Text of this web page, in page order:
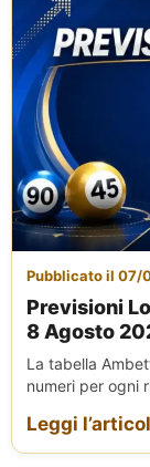
Pubblicato il 07/
Previsioni
8 Agosto
La tabella
numeri per ogni
Leggi